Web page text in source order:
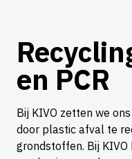
en PCR
Bij KIVO zetten we
door plastic afval te
grondstoffen. Bij